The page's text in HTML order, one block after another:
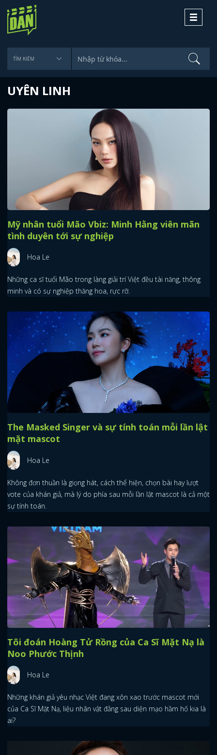
Toggle
UYÊN LINH
Mỹ nhân tuổi Mão Vbiz: Minh Hằng viên mãn
tình duyên tới sự nghiệp
Hoa Le
Những ca sĩ tuổi Mão trong làng giải trí Việt đều tài năng, thông
minh và có sự nghiệp thăng hoa, rực rỡ.
The Masked Singer và sự tính toán mỗi lần lật
mặt mascot
Hoa Le
Không đơn thuần là giọng hát, cách thể hiện, chọn bài hay lượt
vote của khán giả, mà lý do phía sau mỗi lần lật mascot là cả một
sự tính toán.
Tôi đoán Hoàng Tử Rồng của Ca Sĩ Mặt Nạ là
Noo Phước Thịnh
Hoa Le
Những khán giả yêu nhạc Việt đang xôn xao trước mascot mới
của Ca Sĩ Mặt Nạ, liệu nhân vật đằng sau diện mạo hầm hố kia là
ai?